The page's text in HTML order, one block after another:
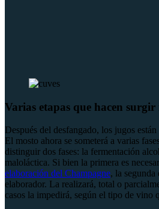
Varias etapas que hacen
Después del desfangado, los jugos
El mosto ahora se someterá a varias
distinguir dos fases: la fermentación
maloláctica. Si bien la primera es
elaboración del Champagne, la segunda
elaborador. La realizará, total o
casos la impedirá, según el tipo de vino